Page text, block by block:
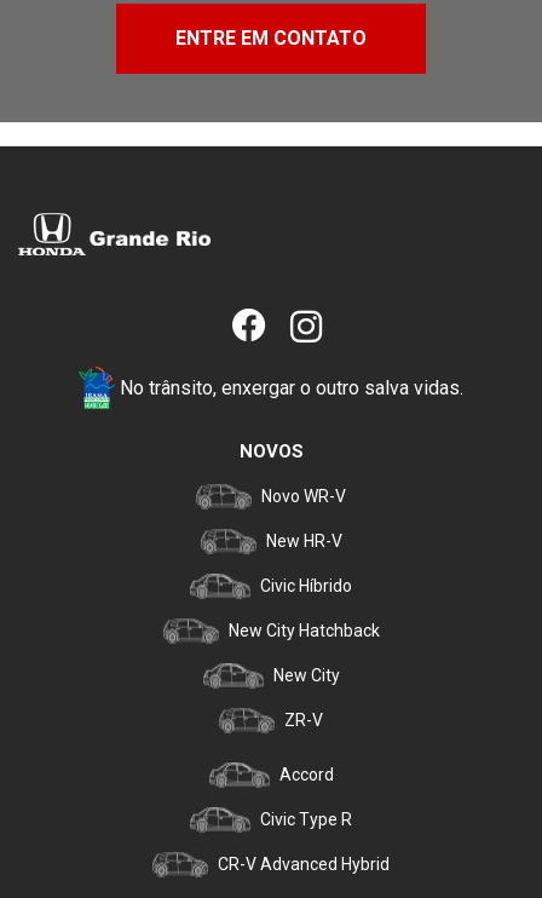
ENTRE EM CONTATO
No trânsito, enxergar o outro salva vidas.
NOVOS
Novo WR-V
New HR-V
Civic Híbrido
New City Hatchback
New City
ZR-V
Accord
Civic Type R
CR-V Advanced Hybrid